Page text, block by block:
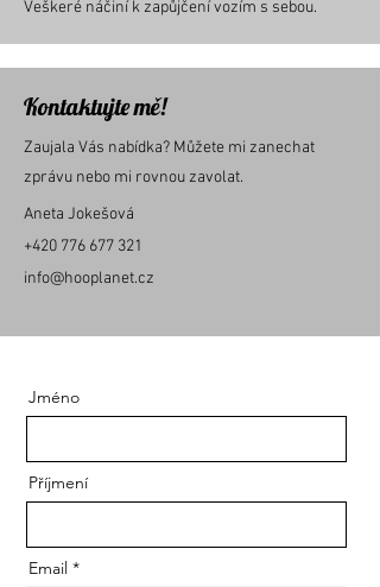
Veškeré náčiní k zapůjčení vozím s sebou.
Kontaktujte mě!
Zaujala Vás nabídka? Můžete mi zanechat
zprávu nebo mi rovnou zavolat.
Aneta Jokešová
+420 776 677 321
info@hooplanet.cz
Jméno
Příjmení
Email